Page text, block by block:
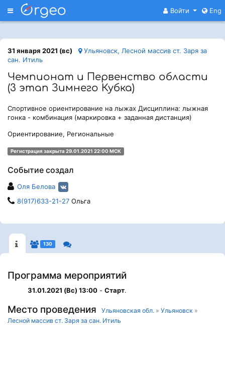
Меню Войти Eng
31 января 2021 (вс)
Ульяновск, Лесной массив ст. Заря за
сан. Итиль
Чемпионат и Первенство области
(3 этап Зимнего Кубка)
Спортивное ориентирование на лыжах Дисциплина: лыжная
гонка - комбинация (маркировка + заданная дистанция)
Ориентирование, Региональные
Регистрация закрыта 29.01.2021 22:00 МСК
Событие создал
Оля Белова
8(917)633-21-27 Ольга
130
Программа мероприятий
31.01.2021 (Вс) 13:00 - Старт.
Место проведения Ульяновская обл. » Ульяновск »
Лесной массив ст. Заря за сан. Итиль